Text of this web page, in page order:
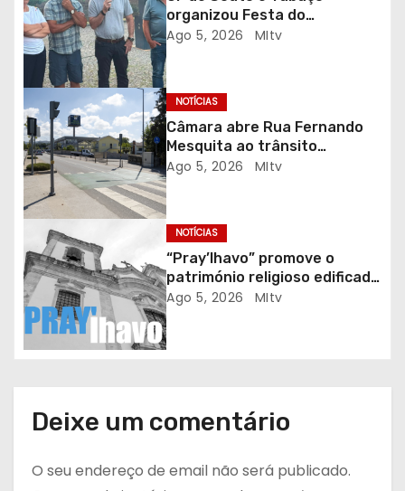
e
r
t
i
g
o
s
organizou Festa do
Emigrante
Ago 5, 2026 MItv
NOTÍCIAS
Câmara abre Rua Fernando
Mesquita ao trânsito
automóvel
Ago 5, 2026 MItv
NOTÍCIAS
“Pray’lhavo” promove o
património religioso edificado
do Arciprestado
Ago 5, 2026 MItv
Deixe um comentário
O seu endereço de email não será publicado.